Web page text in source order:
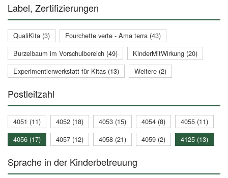
Label, Zertifizierungen
QualiKita (3)
Fourchette verte - Ama terra (43)
Burzelbaum im Vorschulbereich (49)
KinderMitWirkung (20)
Experimentierwerkstatt für Kitas (13)
Weitere (2)
Postleitzahl
4051 (11) 4052 (18) 4053 (15) 4054 (8)
4055 (11)
4056 (17)
4057 (12) 4058 (21) 4059 (2) 4125 (13)
Sprache in der Kinderbetreuung